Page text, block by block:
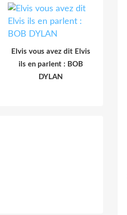
Elvis vous avez dit Elvis
ils en parlent : BOB
DYLAN